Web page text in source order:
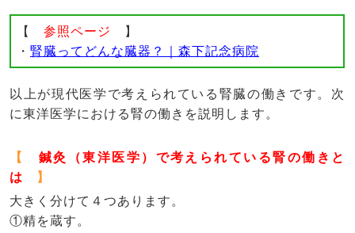
【 参照ページ
】
・ 腎臓ってどんな臓器？｜森下記念病院
以上が現代医学で考えられている腎臓の働きです。次
に東洋医学における腎の働きを説明します。
【 鍼灸（東洋医学）で考えられている腎の働きと
は
】
大きく分けて４つあります。
①精を蔵す。